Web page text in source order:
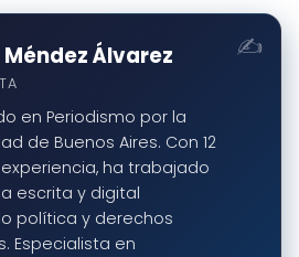
Álvarez
en Periodismo por la
de Buenos Aires. Con 12
ha trabajado
escrita y digital
política y derechos
Especialista en